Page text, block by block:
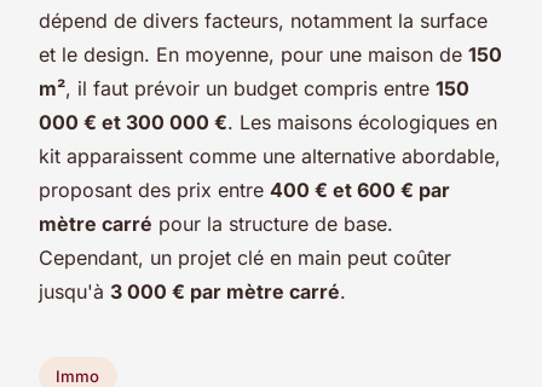
dépend de divers facteurs, notamment la surface
et le design. En moyenne, pour une maison de 150
m², il faut prévoir un budget compris entre 150
000 € et 300 000 €. Les maisons écologiques en
kit apparaissent comme une alternative abordable,
proposant des prix entre 400 € et 600 € par
mètre carré pour la structure de base.
Cependant, un projet clé en main peut coûter
jusqu'à 3 000 € par mètre carré.
Immo